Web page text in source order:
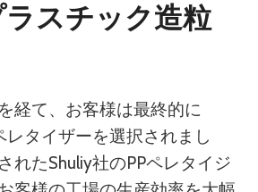
スチック造粒
経て、お客様は最終的に
レタイザーを選択されまし
れたShuliy社のPPペレタイジ